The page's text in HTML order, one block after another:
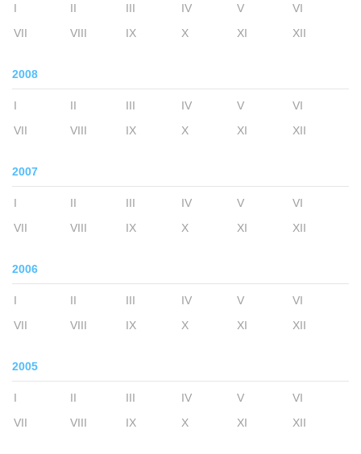
I II III IV V
VI
VII
VIII IX X XI XII
2008
I II III IV V
VI
VII
VIII IX X XI XII
2007
I II III IV V
VI
VII
VIII IX X XI XII
2006
I II III IV V
VI
VII
VIII IX X XI XII
2005
I II III IV V
VI
VII
VIII IX X XI XII